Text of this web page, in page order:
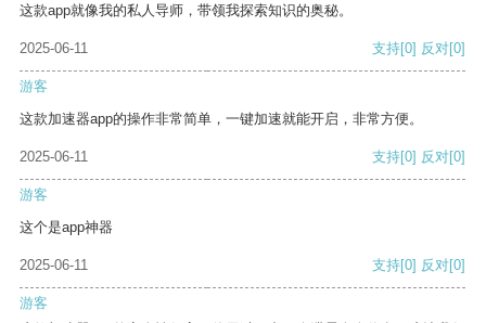
这款app就像我的私人导师，带领我探索知识的奥秘。
2025-06-11 支持[0] 反对[0]
游客
这款加速器app的操作非常简单，一键加速就能开启，非常方便。
2025-06-11 支持[0] 反对[0]
游客
这个是app神器
2025-06-11 支持[0] 反对[0]
游客